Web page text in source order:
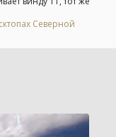
Северной